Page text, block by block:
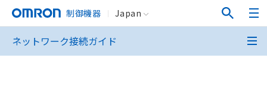
制御機器 Japan
ネットワーク接続ガイド